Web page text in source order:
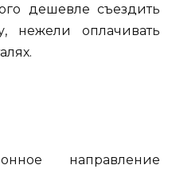
дешевле съездить
нежели оплачивать
направление